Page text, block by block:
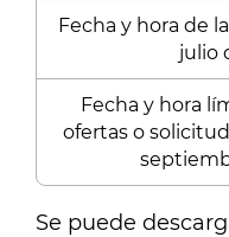
Fecha y hora de
julio
Fecha y hora
ofertas o
Se puede